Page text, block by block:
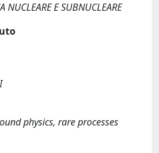
E SUBNUCLEARE
physics, rare processes